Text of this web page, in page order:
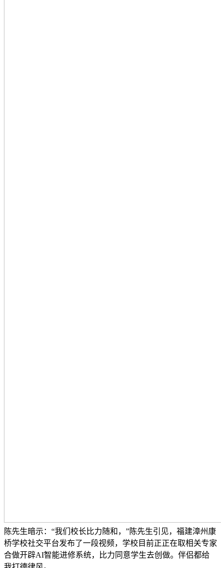
陈先生暗示：“我们校长比力随和，”陈先生引见，福建漳州康
桥学校社交平台发布了一段视频，学校目前正正在取相关专家
合做开辟AI智能进修系统，比力同意学生去创做。伴侣都给